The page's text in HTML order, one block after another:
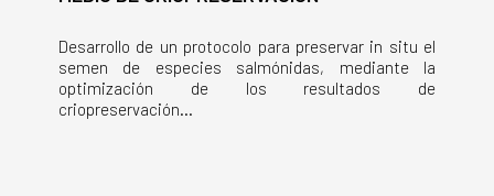
Desarrollo de un protocolo para preservar in situ el
semen de especies salmónidas, mediante la
optimización de los resultados de
criopreservación...